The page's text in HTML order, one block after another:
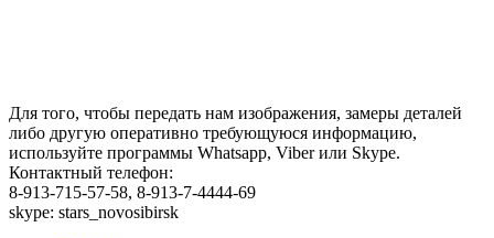
Для того, чтобы передать нам изображения, замеры деталей
либо другую оперативно требующуюся информацию,
используйте программы Whatsapp, Viber или Skype.
Контактный телефон:
8-913-715-57-58, 8-913-7-4444-69
skype: stars_novosibirsk